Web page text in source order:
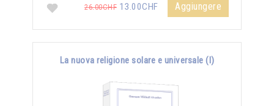
26.00CHF 13.00CHF Aggiungere
La nuova religione solare e universale (I)